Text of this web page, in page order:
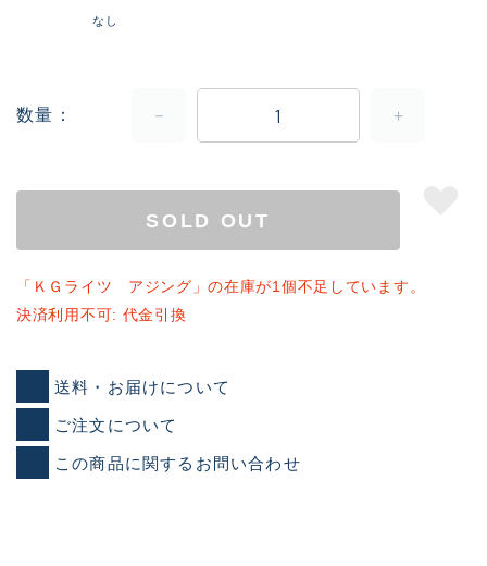
なし
数量
SOLD OUT
「ＫＧライツ アジング」の在庫が1個不足しています。
決済利用不可: 代金引換
送料・お届けについて
ご注文について
この商品に関するお問い合わせ